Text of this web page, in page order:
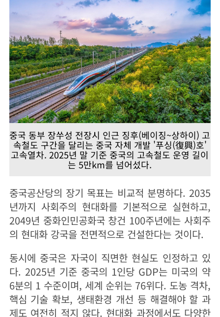
중국 동부 장쑤성 전장시 인근 징후(베이징~상하이) 고
속철도 구간을 달리는 중국 자체 개발 '푸싱(復興)호'
고속열차. 2025년 말 기준 중국의 고속철도 운영 길이
는 5만km를 넘어섰다.
중국공산당의 장기 목표는 비교적 분명하다. 2035
년까지 사회주의 현대화를 기본적으로 실현하고,
2049년 중화인민공화국 창건 100주년에는 사회주
의 현대화 강국을 전면적으로 건설한다는 것이다.
동시에 중국은 자국이 직면한 현실도 인정하고 있
다. 2025년 기준 중국의 1인당 GDP는 미국의 약
6분의 1 수준이며, 세계 순위는 76위다. 도농 격차,
핵심 기술 확보, 생태환경 개선 등 해결해야 할 과
제도 여전히 적지 않다. 현대화 과정에서도 다양한